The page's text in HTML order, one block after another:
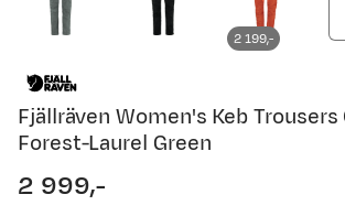
2 199,-
Fjällräven Women's Keb
Forest-Laurel Green
price
2 999,-